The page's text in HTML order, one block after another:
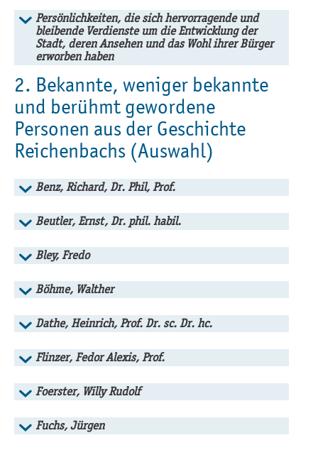
Persönlichkeiten, die sich hervorragende und
bleibende Verdienste um die Entwicklung der
Stadt, deren Ansehen und das Wohl ihrer Bürger
erworben haben
2. Bekannte, weniger bekannte
und berühmt gewordene
Personen aus der Geschichte
Reichenbachs (Auswahl)
Benz, Richard, Dr. Phil, Prof.
Beutler, Ernst, Dr. phil. habil.
Bley, Fredo
Böhme, Walther
Dathe, Heinrich, Prof. Dr. sc. Dr. hc.
Flinzer, Fedor Alexis, Prof.
Foerster, Willy Rudolf
Fuchs, Jürgen